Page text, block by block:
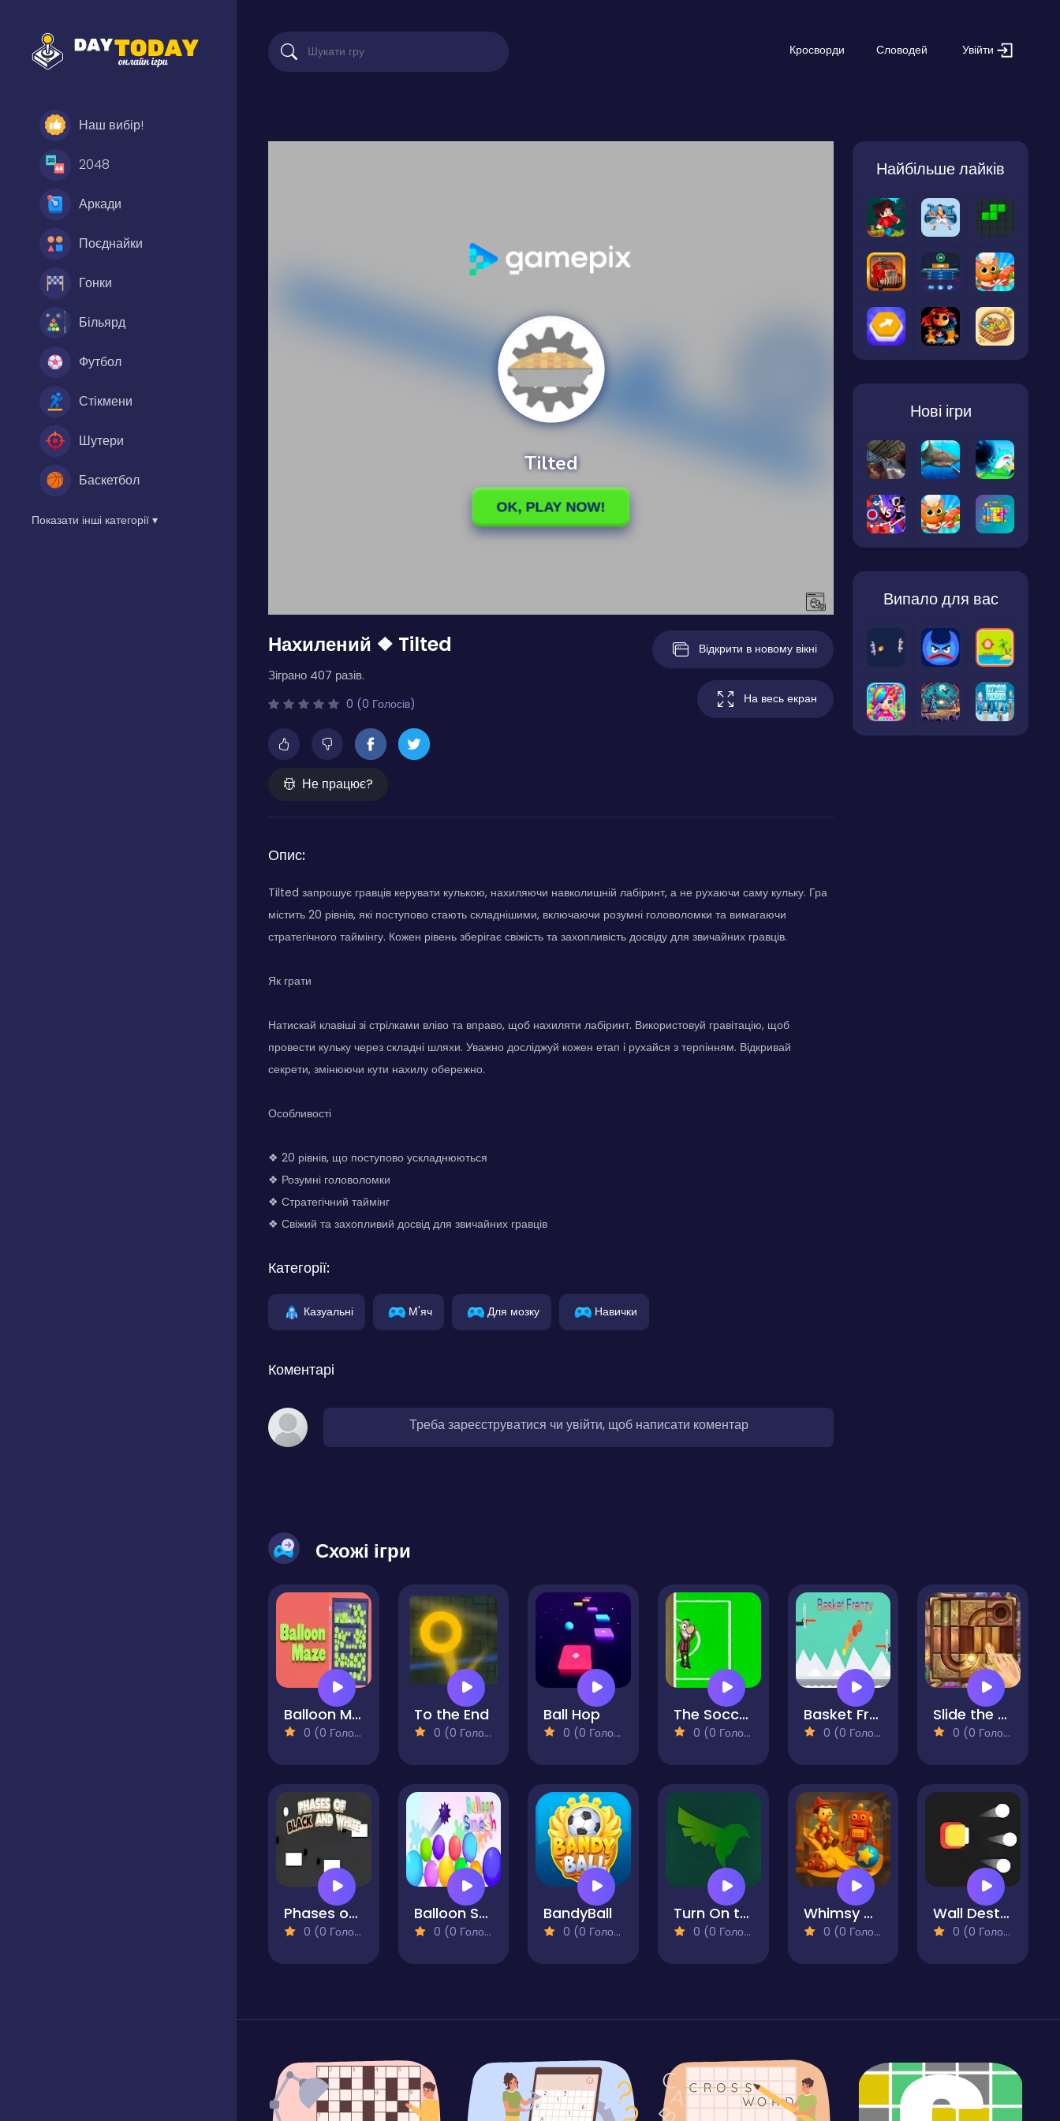
Наш вибір!
2048
Аркади
Поєднайки
Гонки
Більярд
Футбол
Стікмени
Шутери
Баскетбол
Показати інші категорії ▾
Кросворди Словодей Увійти
Нахилений ❖ Tilted
Зіграно 407 разів.
0 (0 Голосів)
Не працює?
Відкрити в новому вікні
На весь екран
Опис:
Tilted запрошує гравців керувати кулькою, нахиляючи навколишній лабіринт, а не рухаючи саму кульку. Гра
містить 20 рівнів, які поступово стають складнішими, включаючи розумні головоломки та вимагаючи
стратегічного таймінгу. Кожен рівень зберігає свіжість та захопливість досвіду для звичайних гравців.
Як грати
Натискай клавіші зі стрілками вліво та вправо, щоб нахиляти лабіринт. Використовуй гравітацію, щоб
провести кульку через складні шляхи. Уважно досліджуй кожен етап і рухайся з терпінням. Відкривай
секрети, змінюючи кути нахилу обережно.
Особливості
❖ 20 рівнів, що поступово ускладнюються
❖ Розумні головоломки
❖ Стратегічний таймінг
❖ Свіжий та захопливий досвід для звичайних гравців
Категорії:
Казуальні М'яч Для мозку Навички
Коментарі
Треба зареєструватися чи увійти, щоб написати коментар
Найбільше лайків
Нові ігри
Випало для вас
Схожі ігри
Balloon Maze
0 (0 Голосів)
To the End
0 (0 Голосів)
Ball Hop
0 (0 Голосів)
The Soccer
0 (0 Голосів)
Basket Frenzy
0 (0 Голосів)
Slide the Ball
0 (0 Голосів)
Phases of Black and White
0 (0 Голосів)
Balloon Smash
0 (0 Голосів)
BandyBall
0 (0 Голосів)
Turn On the Green Lights
0 (0 Голосів)
Whimsy Workshop
0 (0 Голосів)
Wall Destroyer
0 (0 Голосів)